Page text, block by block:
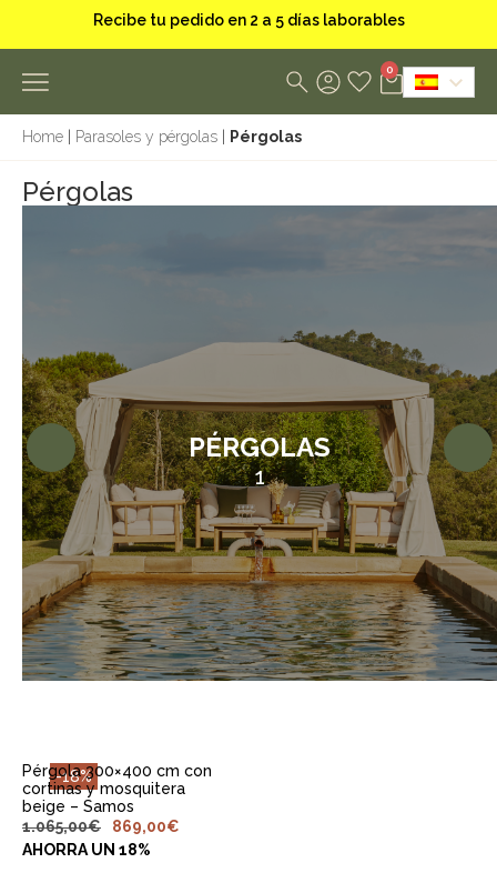
0
Home | Parasoles y pérgolas | Pérgolas
Pérgolas
PÉRGOLAS
1
-18%
Pérgola 300×400 cm con
cortinas y mosquitera
beige – Samos
1.065,00€ 869,00€
AHORRA UN 18%